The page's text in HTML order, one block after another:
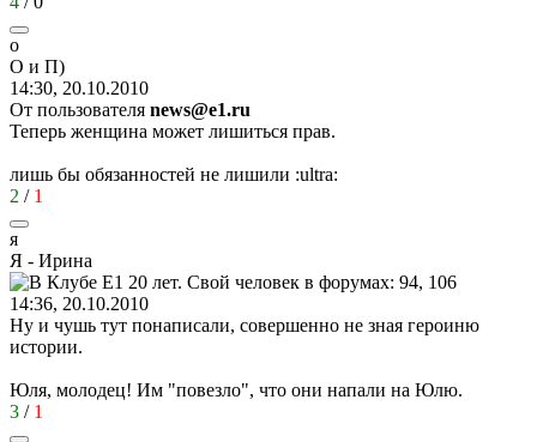
о
О и П)
14:30, 20.10.2010
От пользователя news@e1.ru
Теперь женщина может лишиться прав.
лишь бы обязанностей не лишили :ultra:
2 / 1
я
Я - Ирина
14:36, 20.10.2010
Ну и чушь тут понаписали, совершенно не зная героиню
истории.
Юля, молодец! Им "повезло", что они напали на Юлю.
3 / 1